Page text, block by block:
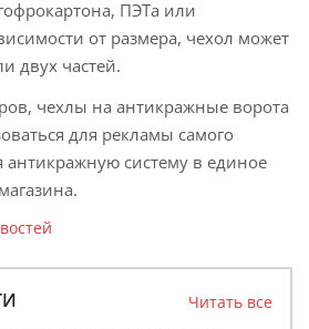
ПЭТа или
от размера, чехол может
двух частей.
чехлы на антикражные ворота
для рекламы самого
антикражную систему в единое
Читать все